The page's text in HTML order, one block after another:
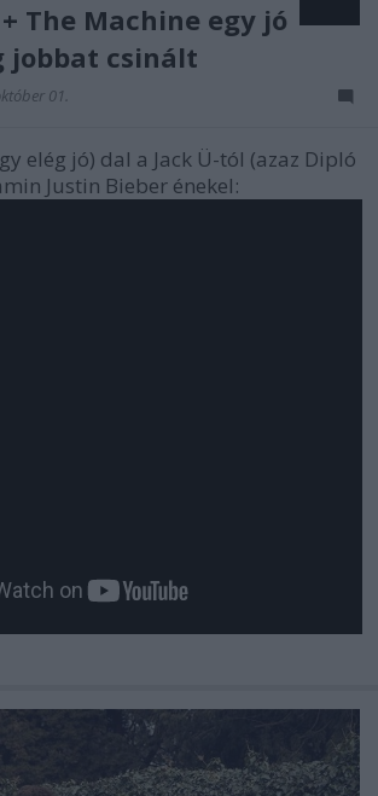
The Machine egy jó
jobbat csinált
01.
elég jó) dal a Jack Ü-tól (azaz Dipló
Justin Bieber énekel: